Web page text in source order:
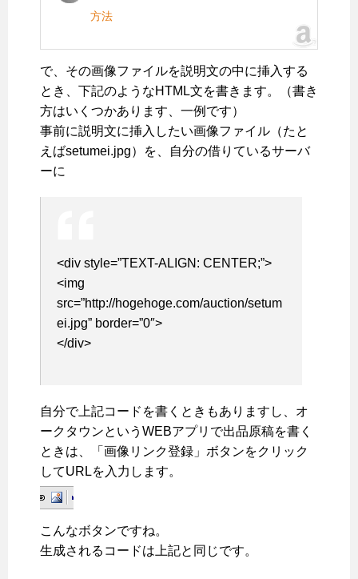
方法
で、その画像ファイルを説明文の中に挿入する
とき、下記のようなHTML文を書きます。（書き
方はいくつかあります、一例です）
事前に説明文に挿入したい画像ファイル（たと
えばsetumei.jpg）を、自分の借りているサーバ
ーに
<div style=”TEXT-ALIGN: CENTER;”>
<img
src=”http://hogehoge.com/auction/setum
ei.jpg” border=”0″>
</div>
自分で上記コードを書くときもありますし、オ
ークタウンというWEBアプリで出品原稿を書く
ときは、「画像リンク登録」ボタンをクリック
してURLを入力します。
こんなボタンですね。
生成されるコードは上記と同じです。